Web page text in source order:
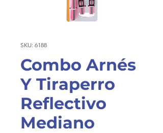
SKU: 6188
Combo Arnés
Y Tiraperro
Reflectivo
Mediano